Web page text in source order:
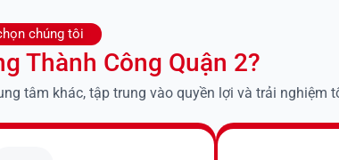
chúng tôi
Thành Công Quận 2?
tâm khác, tập trung vào quyền lợi và trải nghiệm